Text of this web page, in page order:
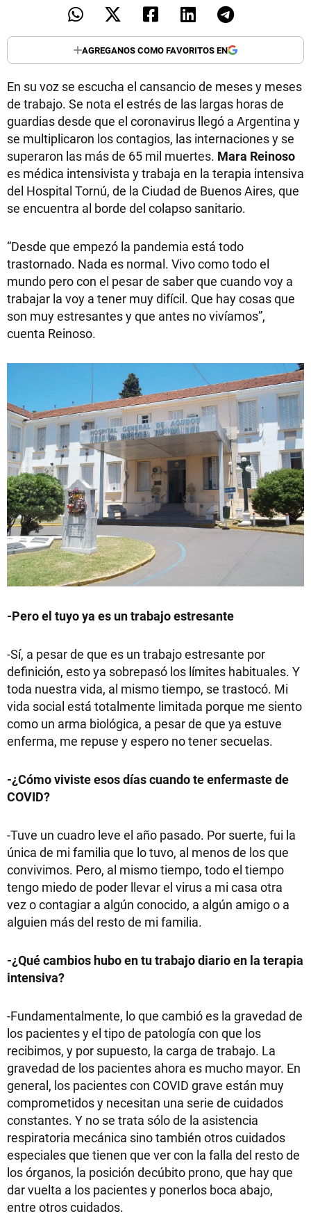
AGREGANOS COMO FAVORITOS EN
En su voz se escucha el cansancio de meses y meses
de trabajo. Se nota el estrés de las largas horas de
guardias desde que el coronavirus llegó a Argentina y
se multiplicaron los contagios, las internaciones y se
superaron las más de 65 mil muertes. Mara Reinoso
es médica intensivista y trabaja en la terapia intensiva
del Hospital Tornú, de la Ciudad de Buenos Aires, que
se encuentra al borde del colapso sanitario.
“Desde que empezó la pandemia está todo
trastornado. Nada es normal. Vivo como todo el
mundo pero con el pesar de saber que cuando voy a
trabajar la voy a tener muy difícil. Que hay cosas que
son muy estresantes y que antes no vivíamos”,
cuenta Reinoso.
-Pero el tuyo ya es un trabajo estresante
-Sí, a pesar de que es un trabajo estresante por
definición, esto ya sobrepasó los límites habituales. Y
toda nuestra vida, al mismo tiempo, se trastocó. Mi
vida social está totalmente limitada porque me siento
como un arma biológica, a pesar de que ya estuve
enferma, me repuse y espero no tener secuelas.
-¿Cómo viviste esos días cuando te enfermaste de
COVID?
-Tuve un cuadro leve el año pasado. Por suerte, fui la
única de mi familia que lo tuvo, al menos de los que
convivimos. Pero, al mismo tiempo, todo el tiempo
tengo miedo de poder llevar el virus a mi casa otra
vez o contagiar a algún conocido, a algún amigo o a
alguien más del resto de mi familia.
-¿Qué cambios hubo en tu trabajo diario en la terapia
intensiva?
-Fundamentalmente, lo que cambió es la gravedad de
los pacientes y el tipo de patología con que los
recibimos, y por supuesto, la carga de trabajo. La
gravedad de los pacientes ahora es mucho mayor. En
general, los pacientes con COVID grave están muy
comprometidos y necesitan una serie de cuidados
constantes. Y no se trata sólo de la asistencia
respiratoria mecánica sino también otros cuidados
especiales que tienen que ver con la falla del resto de
los órganos, la posición decúbito prono, que hay que
dar vuelta a los pacientes y ponerlos boca abajo,
entre otros cuidados.